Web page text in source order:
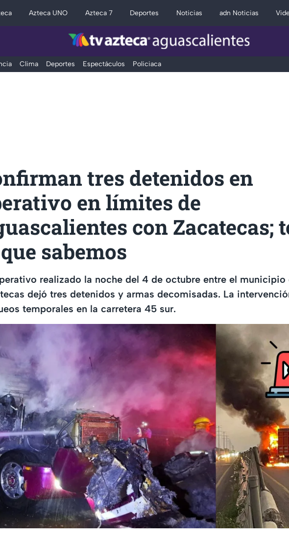
Azteca UNO Azteca 7 Deportes Noticias adn Noticias
Clima Deportes Espectáculos Policiaca
tres detenidos en
en límites de
con Zacatecas;
sabemos
realizado la noche del 4 de octubre entre el municipio
dejó tres detenidos y armas decomisadas. La
temporales en la carretera 45 sur.